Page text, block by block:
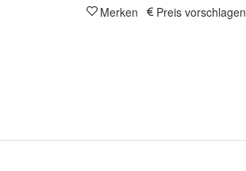
Merken Preis vorschlagen